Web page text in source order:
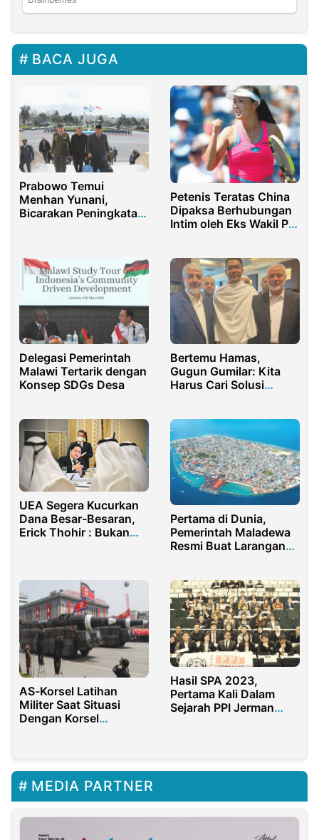
BACA JUGA
Prabowo Temui
Menhan Yunani,
Bicarakan Peningkatan
Petenis Teratas China
Dipaksa Berhubungan
Intim oleh Eks Wakil PM
Delegasi Pemerintah
Malawi Tertarik dengan
Konsep SDGs Desa
Bertemu Hamas,
Gugun Gumilar: Kita
Harus Cari Solusi
UEA Segera Kucurkan
Dana Besar-Besaran,
Erick Thohir : Bukan
Pertama di Dunia,
Pemerintah Maladewa
Resmi Buat Larangan
AS-Korsel Latihan
Militer Saat Situasi
Dengan Korsel
Hasil SPA 2023,
Pertama Kali Dalam
Sejarah PPI Jerman
MEDIA PARTNER